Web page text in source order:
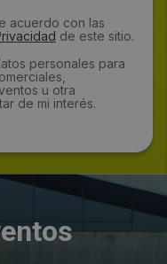
acuerdo con las
de este sitio.
personales para
u otra
de mi interés.